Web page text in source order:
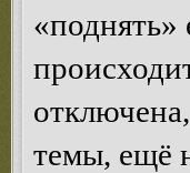
темы, ещё